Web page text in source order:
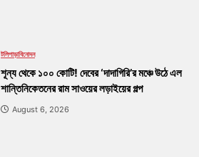
টলিপাড়াবিনোদন
শূন্য থেকে ১০০ কোটি! দেবের ‘দাদাগিরি’র মঞ্চে উঠে এল
শান্তিনিকেতনের রাম সাওয়ের লড়াইয়ের গল্প
August 6, 2026